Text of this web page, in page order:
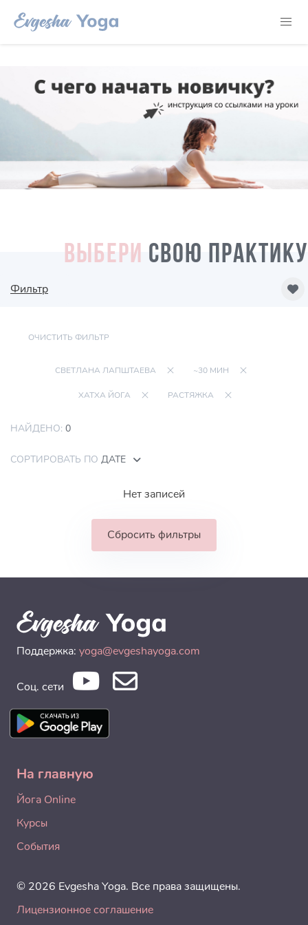
ВЫБЕРИ СВОЮ ПРАКТИКУ
Фильтр
ОЧИСТИТЬ ФИЛЬТР
СВЕТЛАНА ЛАПШТАЕВА ~30 МИН
ХАТХА ЙОГА РАСТЯЖКА
НАЙДЕНО: 0
СОРТИРОВАТЬ ПО ДАТЕ
Нет записей
Сбросить фильтры
Поддержка: yoga@evgeshayoga.com
Соц. сети
На главную
Йога Online
Курсы
События
© 2026 Evgesha Yoga. Все права защищены.
Лицензионное соглашение